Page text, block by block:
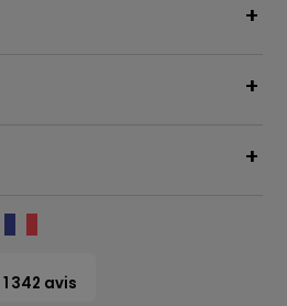
+
+
+
1 342 avis